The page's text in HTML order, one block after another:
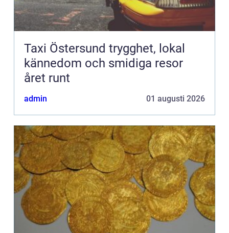
Taxi Östersund trygghet, lokal
kännedom och smidiga resor
året runt
admin 01 augusti 2026